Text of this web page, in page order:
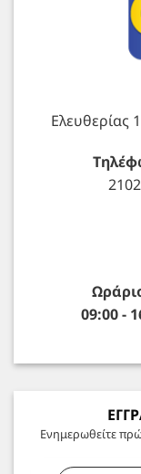
Ελευθερίας
09:00 -
Ενημερωθείτε